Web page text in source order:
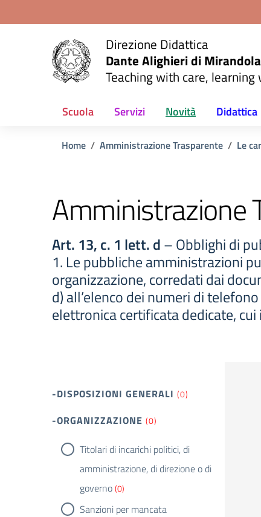
Direzione Didattica
Dante Alighieri di Mirandola
Teaching with care,
Scuola Servizi Novità Didattica
Home Amministrazione Trasparente Le
Amministrazione
Art. 13, c. 1 lett. d– Obblighi di
1. Le pubbliche amministrazioni
organizzazione, corredati dai
d) all’elenco dei numeri di
elettronica certificata dedicate,
-DISPOSIZIONI GENERALI (0)
-ORGANIZZAZIONE (0)
Titolari di incarichi politici, di
amministrazione, di direzione o di
governo(0)
Sanzioni per mancata